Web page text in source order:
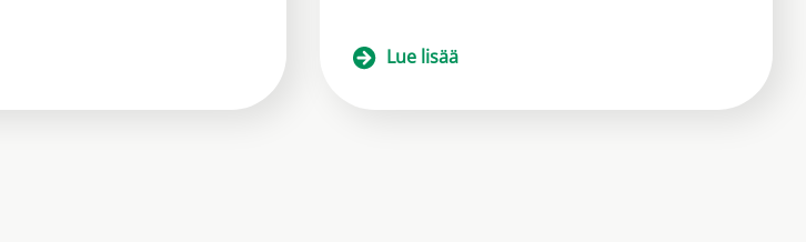
Lue lisää